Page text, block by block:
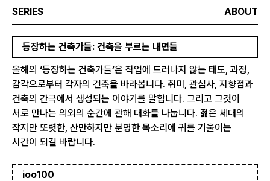
SERIES ABOUT
등장하는 건축가들: 건축을 부르는 내면들
올해의 ‘등장하는 건축가들’은 작업에 드러나지 않는 태도, 과정,
감각으로부터 각자의 건축을 바라봅니다. 취미, 관심사, 지향점과
건축의 간극에서 생성되는 이야기를 말합니다. 그리고 그것이
서로 만나는 의외의 순간에 관해 대화를 나눕니다. 젊은 세대의
작지만 또렷한, 산만하지만 분명한 목소리에 귀를 기울이는
시간이 되길 바랍니다.
ioo100